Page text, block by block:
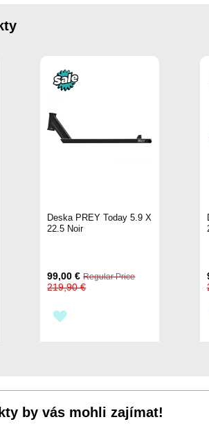
Deska PREY Today 5.9 X
22.5 Noir
Special
Price
99,00 € Regular Price
219,90 €
by vás mohli zajímat!